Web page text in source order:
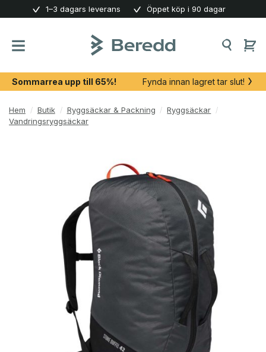
content
1–3 dagars leverans Öppet köp i 90 dagar
Sommarrea upp till 65%! Fynda innan lagret tar slut!
Hem / Butik / Ryggsäckar & Packning / Ryggsäckar /
Vandringsryggsäckar